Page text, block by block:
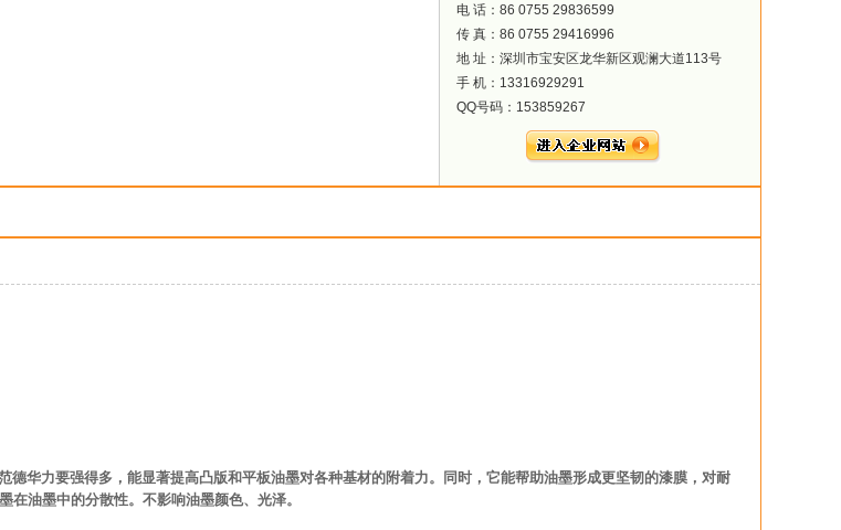
电 话：86 0755 29836599
传 真：86 0755 29416996
地 址：深圳市宝安区龙华新区观澜大道113号
手 机：13316929291
QQ号码：153859267
力要强得多，能显著提高凸版和平板油墨对各种基材的附着力。同时，它能帮助油墨形成更坚韧的漆膜，对耐
油墨中的分散性。不影响油墨颜色、光泽。